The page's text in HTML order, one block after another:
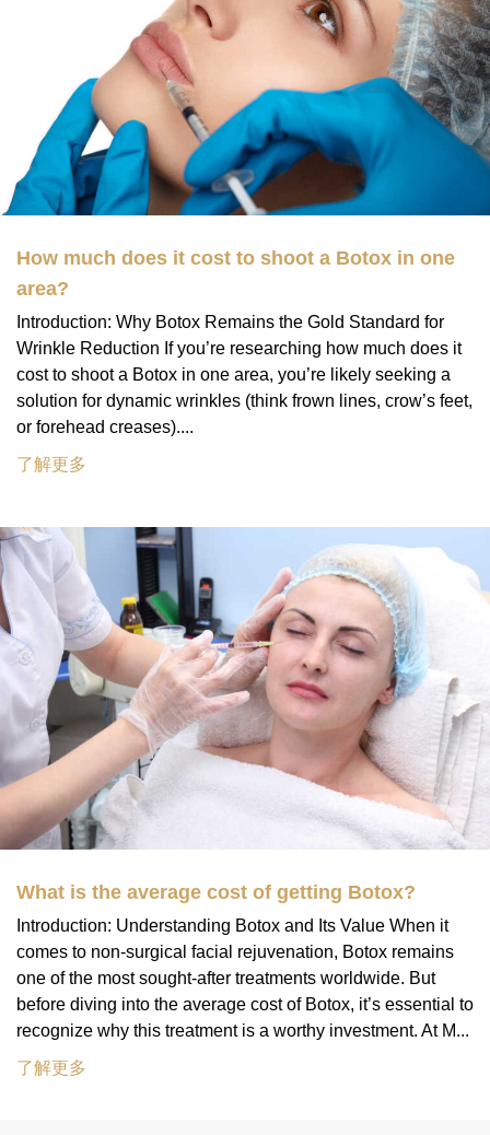
How much does it cost to shoot a Botox in one
area?
Introduction: Why Botox Remains the Gold Standard for
Wrinkle Reduction If you’re researching how much does it
cost to shoot a Botox in one area, you’re likely seeking a
solution for dynamic wrinkles (think frown lines, crow’s feet,
or forehead creases)....
了解更多
What is the average cost of getting Botox?
Introduction: Understanding Botox and Its Value When it
comes to non-surgical facial rejuvenation, Botox remains
one of the most sought-after treatments worldwide. But
before diving into the average cost of Botox, it’s essential to
recognize why this treatment is a worthy investment. At M...
了解更多